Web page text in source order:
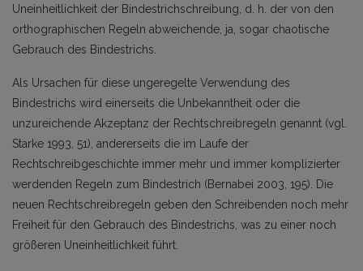
Uneinheitlichkeit der Bindestrichschreibung, d. h. der von den
orthographischen Regeln abweichende, ja, sogar chaotische
Gebrauch des Bindestrichs.
Als Ursachen für diese ungeregelte Verwendung des
Bindestrichs wird einerseits die Unbekanntheit oder die
unzureichende Akzeptanz der Rechtschreibregeln genannt (vgl.
Starke 1993, 51), andererseits die im Laufe der
Rechtschreibgeschichte immer mehr und immer komplizierter
werdenden Regeln zum Bindestrich (Bernabei 2003, 195). Die
neuen Rechtschreibregeln geben den Schreibenden noch mehr
Freiheit für den Gebrauch des Bindestrichs, was zu einer noch
größeren Uneinheitlichkeit führt.